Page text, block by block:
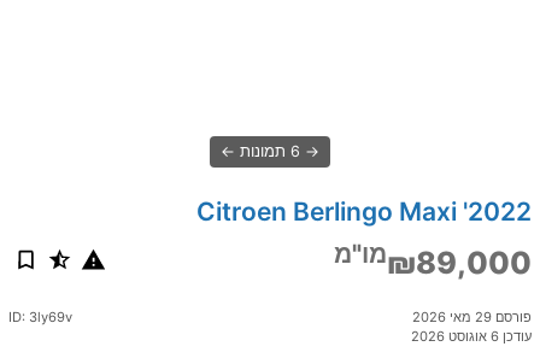
6 תמונות
2022' Citroen Berlingo Maxi
₪89,000מו"מ
פורסם 29 מאי 2026
עודכן 6 אוגוסט 2026
ID: 3ly69v